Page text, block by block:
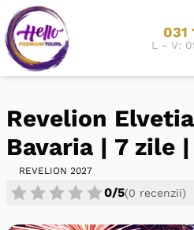
031
L - V:
Revelion
Bavaria | 7 zile
REVELION 2027
0/5(0 recenzii)